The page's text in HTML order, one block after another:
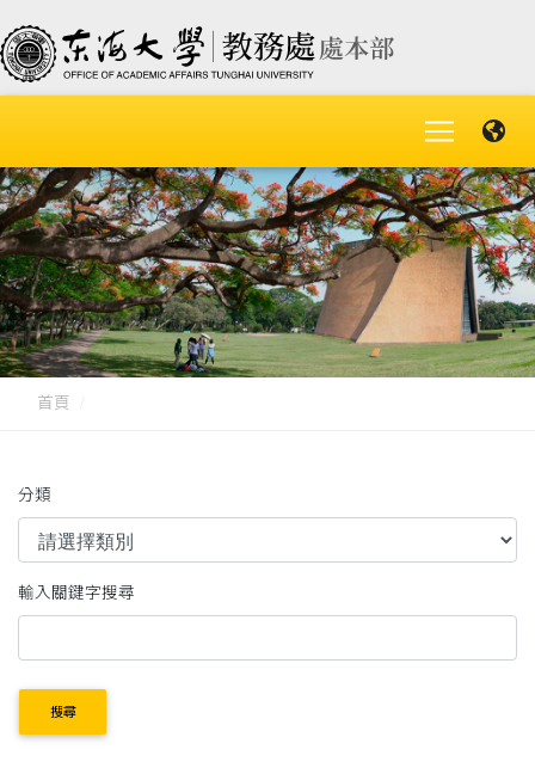
首頁
分類
輸入關鍵字搜尋
搜尋